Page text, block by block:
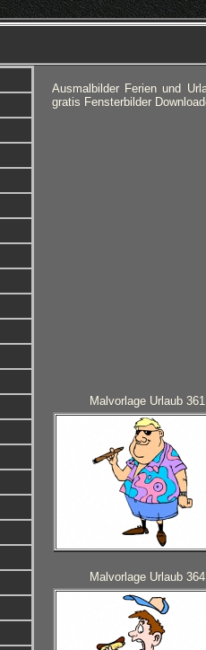
Ausmalbilder Ferien und
gratis Fensterbilder
Malvorlage Urlaub 361
Malvorlage Urlaub 364